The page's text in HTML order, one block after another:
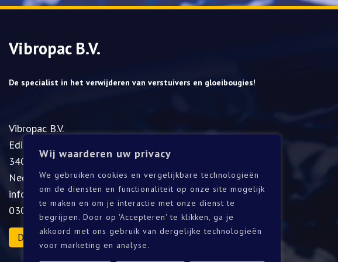
Wij waarderen uw privacy
We gebruiken cookies en vergelijkbare technologieën
om de diensten en functionaliteit op onze site mogelijk
te maken en om je interactie met onze dienst te
begrijpen. Door op 'Accepteren' te klikken, ga je
akkoord met ons gebruik van dergelijke technologieën
voor marketing en analyse.
Vibropac B.V.
De specialist in het verwijderen van verstuivers en gloeibougies!
Vibropac B.V.
​Edisonweg 11A
3404LA IJsselstein
Nederland
info@vibropac.nl
030-2000277
Download onze catalogus